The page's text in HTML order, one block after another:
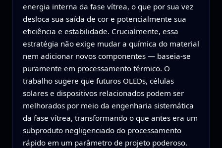
energia interna da fase vítrea, o que por sua vez
desloca sua saída de cor e potencialmente sua
eficiência e estabilidade. Crucialmente, essa
estratégia não exige mudar a química do material
nem adicionar novos componentes — baseia-se
puramente em processamento térmico. O
trabalho sugere que futuros OLEDs, células
solares e dispositivos relacionados podem ser
melhorados por meio da engenharia sistemática
da fase vítrea, transformando o que antes era um
subproduto negligenciado do processamento
rápido em um parâmetro de projeto poderoso.